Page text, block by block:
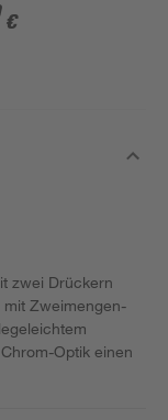
€
zwei Drückern
Zweimengen-
Optik einen